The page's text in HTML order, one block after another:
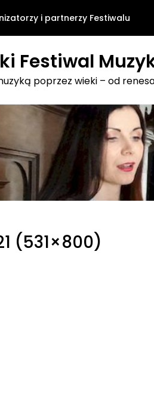
i partnerzy Festiwalu
Festiwal
poprzez wieki – od
(531×800)